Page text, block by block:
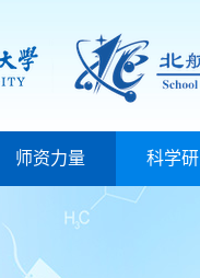
师资力量 科学